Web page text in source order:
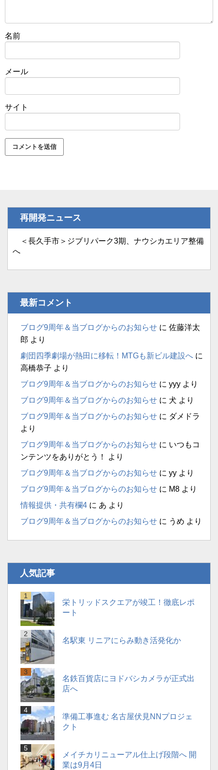
名前
メール
サイト
再開発ニュース
＜長久手市＞ジブリパーク3期、ナウシカエリア整備
へ
最新コメント
ブログ9周年＆当ブログからのお知らせ に 佐藤洋太
郎 より
劇団四季劇場が熱田に移転！MTGも新ビル建設へ に
高橋恭子 より
ブログ9周年＆当ブログからのお知らせ に yyy より
ブログ9周年＆当ブログからのお知らせ に 犬 より
ブログ9周年＆当ブログからのお知らせ に ダメドラ
より
ブログ9周年＆当ブログからのお知らせ に いつもコ
ンテンツをありがとう！
より
ブログ9周年＆当ブログからのお知らせ に yy より
ブログ9周年＆当ブログからのお知らせ に M8 より
情報提供・共有欄4 に あ より
ブログ9周年＆当ブログからのお知らせ に うめ より
人気記事
栄トリッドスクエアが竣工！徹底レポ
ート
名駅東 リニアにらみ動き活発化か
名鉄百貨店にヨドバシカメラが正式出
店へ
準備工事進む 名古屋伏見NNプロジェ
クト
メイチカリニューアル仕上げ段階へ 開
業は9月4日